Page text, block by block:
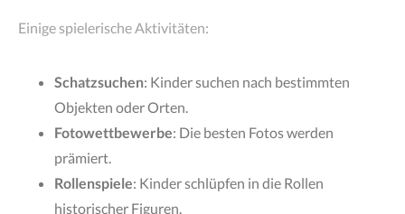
Einige spielerische Aktivitäten:
Schatzsuchen: Kinder suchen nach bestimmten
Objekten oder Orten.
Fotowettbewerbe: Die besten Fotos werden
prämiert.
Rollenspiele: Kinder schlüpfen in die Rollen
historischer Figuren.